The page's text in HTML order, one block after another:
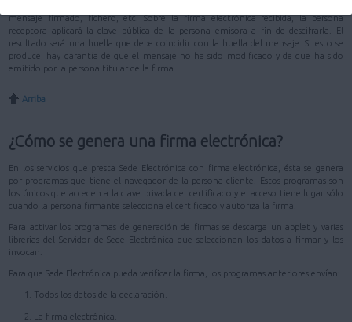
mensaje firmado, fichero, etc. Sobre la firma electrónica recibida, la persona
receptora aplicará la clave pública de la persona emisora a fin de descifrarla. El
resultado será una huella que debe coincidir con la huella del mensaje. Si esto se
produce, hay garantía de que el mensaje no ha sido modificado y de que ha sido
emitido por la persona titular de la firma.
Arriba
¿Cómo se genera una firma electrónica?
En los servicios que presta Sede Electrónica con firma electrónica, ésta se genera
por programas que tiene el navegador de la persona cliente. Estos programas son
los únicos que acceden a la clave privada del certificado y el acceso tiene lugar sólo
cuando la persona firmante selecciona el certificado y autoriza la firma.
Para activar los programas de generación de firmas se descarga un applet y varias
librerías del Servidor de Sede Electrónica que seleccionan los datos a firmar y los
invocan.
Para que Sede Electrónica pueda verificar la firma, los programas anteriores envían:
Todos los datos de la declaración.
La firma electrónica.